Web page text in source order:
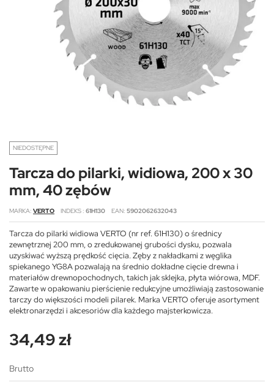
NIEDOSTĘPNE
Tarcza do pilarki, widiowa, 200 x 30
mm, 40 zębów
MARKA VERTO INDEKS 61H130 EAN 5902062632043
Tarcza do pilarki widiowa VERTO (nr ref. 61H130) o średnicy
zewnętrznej 200 mm, o zredukowanej grubości dysku, pozwala
uzyskiwać wyższą prędkość cięcia. Zęby z nakładkami z węglika
spiekanego YG8A pozwalają na średnio dokładne cięcie drewna i
materiałów drewnopochodnych, takich jak sklejka, płyta wiórowa, MDF.
Zawarte w opakowaniu pierścienie redukcyjne umożliwiają zastosowanie
tarczy do większości modeli pilarek. Marka VERTO oferuje asortyment
elektronarzędzi i akcesoriów dla każdego majsterkowicza.
34,49 zł
Brutto